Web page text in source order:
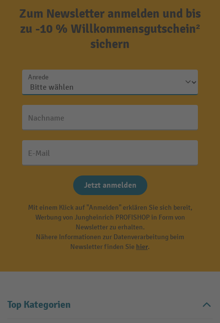
Zum Newsletter anmelden und bis
zu -10 % Willkommensgutschein²
sichern
Anrede
Nachname
E-Mail
Jetzt anmelden
Mit einem Klick auf "Anmelden" erklären Sie sich bereit,
Werbung von Jungheinrich PROFISHOP in Form von
Newsletter zu erhalten.
Nähere Informationen zur Datenverarbeitung beim
Newsletter finden Sie hier.
Top Kategorien